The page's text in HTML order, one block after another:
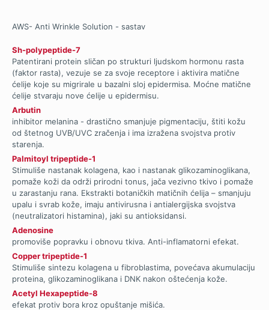
AWS- Anti Wrinkle Solution - sastav
Sh-polypeptide-7
Patentirani protein sličan po strukturi ljudskom hormonu rasta
(faktor rasta), vezuje se za svoje receptore i aktivira matične
ćelije koje su migrirale u bazalni sloj epidermisa. Moćne matične
ćelije stvaraju nove ćelije u epidermisu.
Arbutin
inhibitor melanina - drastično smanjuje pigmentaciju, štiti kožu
od štetnog UVB/UVC zračenja i ima izražena svojstva protiv
starenja.
Palmitoyl tripeptide-1
Stimuliše nastanak kolagena, kao i nastanak glikozaminoglikana,
pomaže koži da održi prirodni tonus, jača vezivno tkivo i pomaže
u zarastanju rana. Ekstrakti botaničkih matičnih ćelija – smanjuju
upalu i svrab kože, imaju antivirusna i antialergijska svojstva
(neutralizatori histamina), jaki su antioksidansi.
Adenosine
promoviše popravku i obnovu tkiva. Anti-inflamatorni efekat.
Copper tripeptide-1
Stimuliše sintezu kolagena u fibroblastima, povećava akumulaciju
proteina, glikozaminoglikana i DNK nakon oštećenja kože.
Acetyl Hexapeptide-8
efekat protiv bora kroz opuštanje mišića.